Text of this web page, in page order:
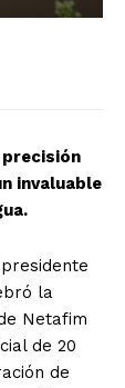
invaluable
la
Netafim
de 20
de